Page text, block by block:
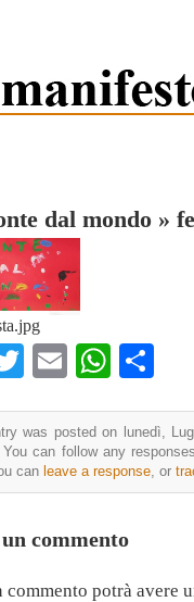
dal mondo »
TwitterEmail
was posted on lunedì,
You can follow any
can leave a response , or
commento
commento potrà avere